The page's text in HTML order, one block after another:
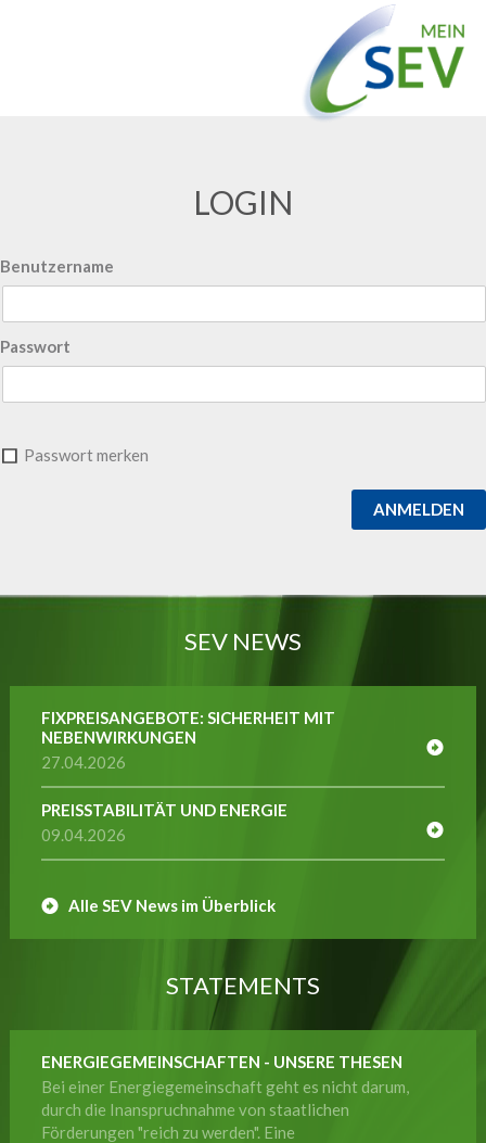
LOGIN
Benutzername
Passwort
Passwort merken
ANMELDEN
SEV NEWS
FIXPREISANGEBOTE: SICHERHEIT MIT
NEBENWIRKUNGEN
27.04.2026
PREISSTABILITÄT UND ENERGIE
09.04.2026
Alle SEV News im Überblick
STATEMENTS
ENERGIEGEMEINSCHAFTEN - UNSERE THESEN
Bei einer Energiegemeinschaft geht es nicht darum,
durch die Inanspruchnahme von staatlichen
Förderungen "reich zu werden". Eine